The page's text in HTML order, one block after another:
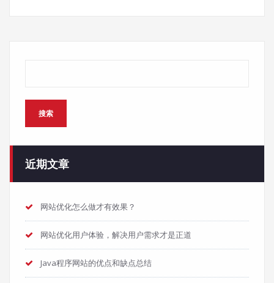
搜索
近期文章
网站优化怎么做才有效果？
网站优化用户体验，解决用户需求才是正道
Java程序网站的优点和缺点总结